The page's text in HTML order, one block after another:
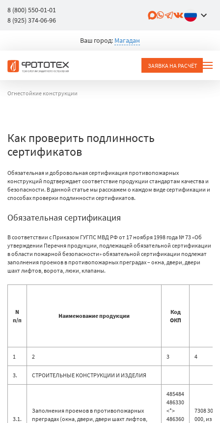
8 (800) 550-01-01
8 (925) 374-06-96
Ваш город: Магадан
ЗАЯВКА НА РАСЧЁТ
Огнестойкие конструкции
Как проверить подлинность
сертификатов
Обязательная и добровольная сертификация противопожарных
конструкций подтверждает соответствие продукции стандартам качества и
безопасности. В данной статье мы расскажем о каждом виде сертификации и
способах проверки подлинности сертификатов.
Обязательная сертификация
В соответствии с Приказом ГУГПС МВД РФ от 17 ноября 1998 года № 73 «Об
утверждении Перечня продукции, подлежащей обязательной сертификации
в области пожарной безопасности» обязательной сертификации подлежат
заполнения проемов в противопожарных преградах – окна, двери, двери
шахт лифтов, ворота, люки, клапаны.
N
п/п
Наименование продукции
Код
ОКП
1 2 3 4
3. СТРОИТЕЛЬНЫЕ КОНСТРУКЦИИ И ИЗДЕЛИЯ
3.1.
Заполнения проемов в противопожарных
преградах (окна, двери, двери шахт лифтов,
485484
486330
<*>
486360
7308 30
000, из